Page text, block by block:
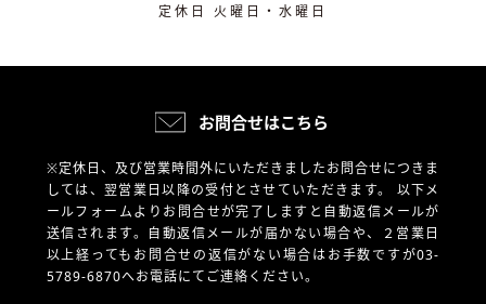
定休日 火曜日・水曜日
お問合せはこちら
※定休日、及び営業時間外にいただきましたお問合せにつきま
しては、翌営業日以降の受付とさせていただきます。 以下メ
ールフォームよりお問合せが完了しますと自動返信メールが
送信されます。自動返信メールが届かない場合や、
２営業日
以上経ってもお問合せの返信がない場合はお手数ですが03-
5789-6870へお電話にてご連絡ください。